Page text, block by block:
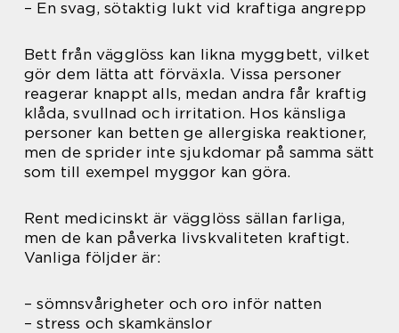
– En svag, sötaktig lukt vid kraftiga angrepp
Bett från vägglöss kan likna myggbett, vilket
gör dem lätta att förväxla. Vissa personer
reagerar knappt alls, medan andra får kraftig
klåda, svullnad och irritation. Hos känsliga
personer kan betten ge allergiska reaktioner,
men de sprider inte sjukdomar på samma sätt
som till exempel myggor kan göra.
Rent medicinskt är vägglöss sällan farliga,
men de kan påverka livskvaliteten kraftigt.
Vanliga följder är:
– sömnsvårigheter och oro inför natten
– stress och skamkänslor